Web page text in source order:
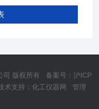
司 版权所有 备案号：沪ICP
术支持：化工仪器网
管理